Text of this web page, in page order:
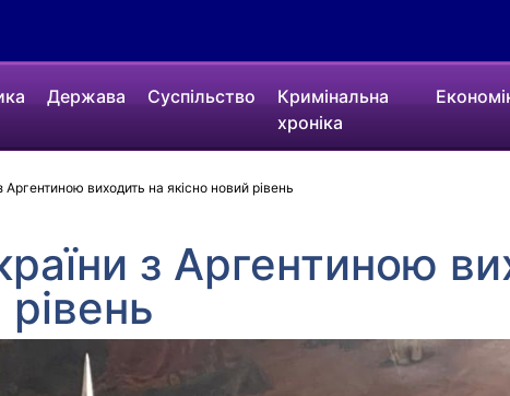
Держава Суспільство
Кримінальна
хроніка
Аргентиною виходить на якісно новий рівень
з Аргентиною